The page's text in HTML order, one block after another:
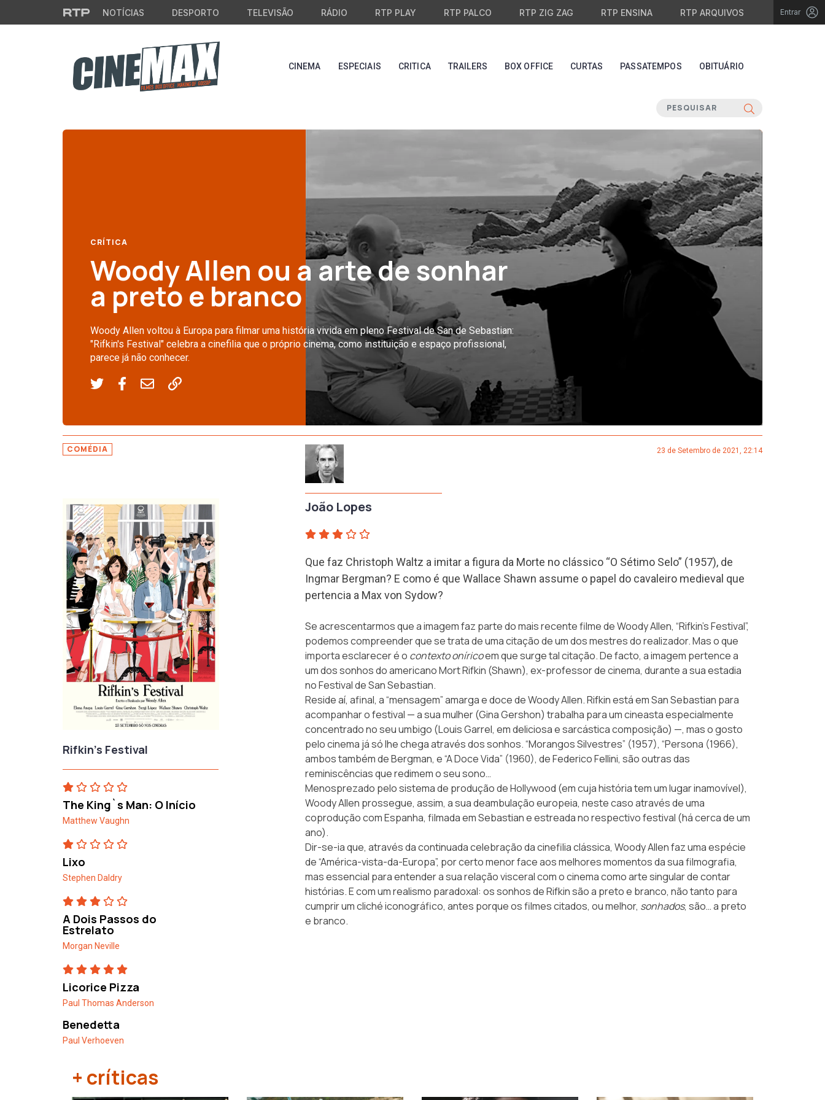
Saltar para o conteúdo principal
NOTÍCIAS DESPORTO TELEVISÃO RÁDIO RTP PLAY RTP PALCO RTP ZIG ZAG RTP ENSINA RTP ARQUIVOS Entrar
CINEMA ESPECIAIS CRITICA TRAILERS BOX OFFICE CURTAS PASSATEMPOS OBITUÁRIO
CRÍTICA
Woody Allen ou a arte de sonhar
a preto e branco
Woody Allen voltou à Europa para filmar uma história vivida em pleno Festival de San de Sebastian:
"Rifkin's Festival" celebra a cinefilia que o próprio cinema, como instituição e espaço profissional,
parece já não conhecer.
COMÉDIA
Rifkin's Festival
The King`s Man: O Início
Matthew Vaughn
Lixo
Stephen Daldry
A Dois Passos do
Estrelato
Morgan Neville
Licorice Pizza
Paul Thomas Anderson
Benedetta
Paul Verhoeven
João Lopes
23 de Setembro de 2021, 22:14
Que faz Christoph Waltz a imitar a figura da Morte no clássico “O Sétimo Selo” (1957), de
Ingmar Bergman? E como é que Wallace Shawn assume o papel do cavaleiro medieval que
pertencia a Max von Sydow?
Se acrescentarmos que a imagem faz parte do mais recente filme de Woody Allen, “Rifkin’s Festival”,
podemos compreender que se trata de uma citação de um dos mestres do realizador. Mas o que
importa esclarecer é o contexto oníricoem que surge tal citação. De facto, a imagem pertence a
um dos sonhos do americano Mort Rifkin (Shawn), ex-professor de cinema, durante a sua estadia
no Festival de San Sebastian.
Reside aí, afinal, a “mensagem” amarga e doce de Woody Allen. Rifkin está em San Sebastian para
acompanhar o festival — a sua mulher (Gina Gershon) trabalha para um cineasta especialmente
concentrado no seu umbigo (Louis Garrel, em deliciosa e sarcástica composição) —, mas o gosto
pelo cinema já só lhe chega através dos sonhos. “Morangos Silvestres” (1957), “Persona (1966),
ambos também de Bergman, e “A Doce Vida” (1960), de Federico Fellini, são outras das
reminiscências que redimem o seu sono…
Menosprezado pelo sistema de produção de Hollywood (em cuja história tem um lugar inamovível),
Woody Allen prossegue, assim, a sua deambulação europeia, neste caso através de uma
coprodução com Espanha, filmada em Sebastian e estreada no respectivo festival (há cerca de um
ano).
Dir-se-ia que, através da continuada celebração da cinefilia clássica, Woody Allen faz uma espécie
de “América-vista-da-Europa”, por certo menor face aos melhores momentos da sua filmografia,
mas essencial para entender a sua relação visceral com o cinema como arte singular de contar
histórias. E com um realismo paradoxal: os sonhos de Rifkin são a preto e branco, não tanto para
cumprir um cliché iconográfico, antes porque os filmes citados, ou melhor, sonhados, são… a preto
e branco.
+ críticas